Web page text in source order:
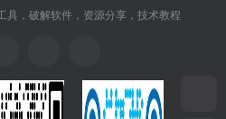
具，破解软件，资源分享，技术教程